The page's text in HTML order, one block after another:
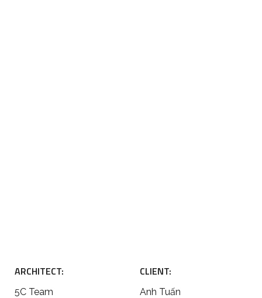
ARCHITECT:
5C Team
CLIENT:
Anh Tuấn